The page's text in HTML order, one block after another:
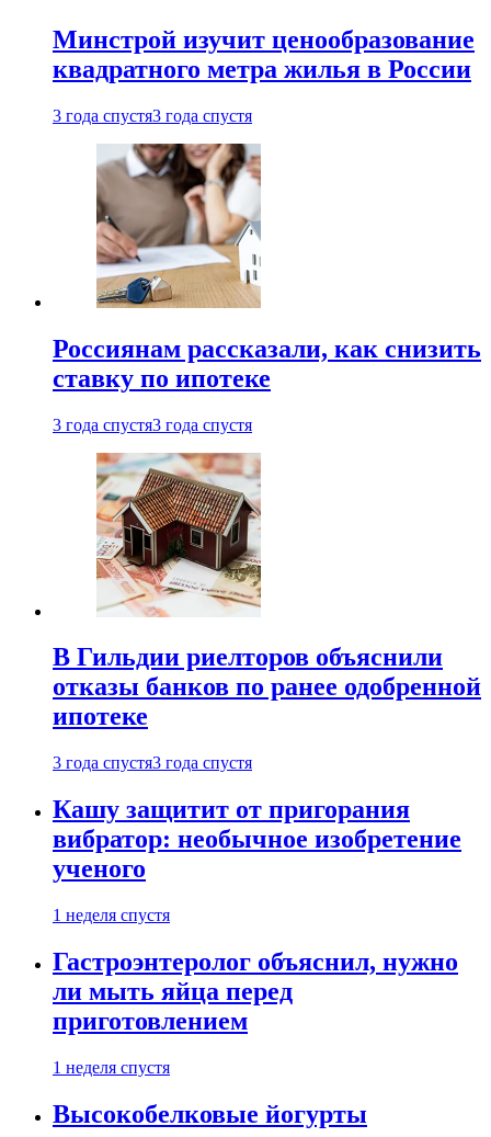
Минстрой изучит ценообразование
квадратного метра жилья в России
3 года спустя3 года спустя
Россиянам рассказали, как снизить
ставку по ипотеке
3 года спустя3 года спустя
В Гильдии риелторов объяснили
отказы банков по ранее одобренной
ипотеке
3 года спустя3 года спустя
Кашу защитит от пригорания
вибратор: необычное изобретение
ученого
1 неделя спустя
Гастроэнтеролог объяснил, нужно
ли мыть яйца перед
приготовлением
1 неделя спустя
Высокобелковые йогурты